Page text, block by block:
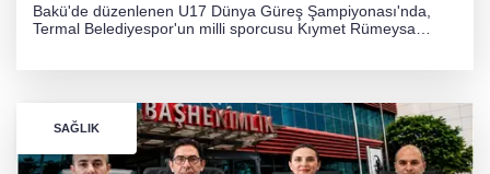
Bakü'de düzenlenen U17 Dünya Güreş Şampiyonası'nda,
Termal Belediyespor'un milli sporcusu Kıymet Rümeysa
SAĞLIK